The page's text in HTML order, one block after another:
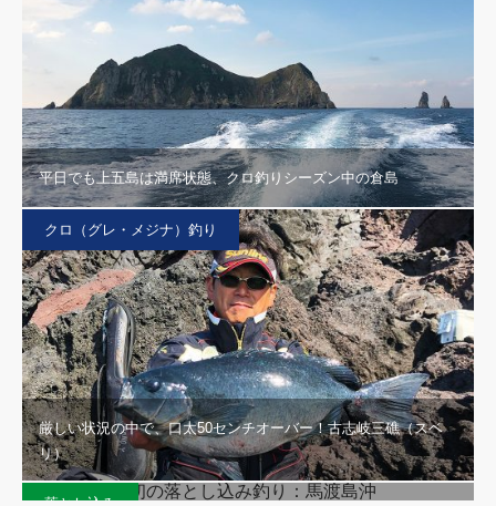
平日でも上五島は満席状態、クロ釣りシーズン中の倉島
クロ（グレ・メジナ）釣り
厳しい状況の中で、口太50センチオーバー！古志岐三礁（スベ
リ）
今シーズン初の落とし込み釣り：馬渡島沖